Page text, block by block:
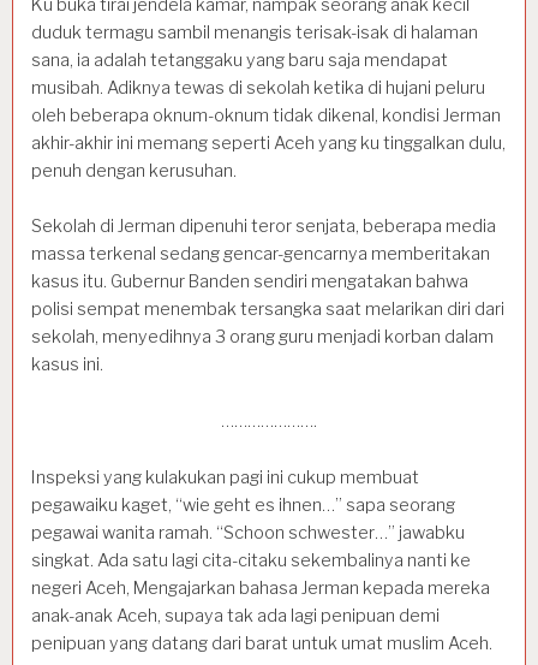
duduk termagu sambil menangis terisak-isak di halaman
sana, ia adalah tetanggaku yang baru saja mendapat
musibah. Adiknya tewas di sekolah ketika di hujani peluru
oleh beberapa oknum-oknum tidak dikenal, kondisi Jerman
akhir-akhir ini memang seperti Aceh yang ku tinggalkan dulu,
penuh dengan kerusuhan.
Sekolah di Jerman dipenuhi teror senjata, beberapa media
massa terkenal sedang gencar-gencarnya memberitakan
kasus itu. Gubernur Banden sendiri mengatakan bahwa
polisi sempat menembak tersangka saat melarikan diri dari
sekolah, menyedihnya 3 orang guru menjadi korban dalam
kasus ini.
………………….
Inspeksi yang kulakukan pagi ini cukup membuat
pegawaiku kaget, “wie geht es ihnen…” sapa seorang
pegawai wanita ramah. “Schoon schwester…” jawabku
singkat. Ada satu lagi cita-citaku sekembalinya nanti ke
negeri Aceh, Mengajarkan bahasa Jerman kepada mereka
anak-anak Aceh, supaya tak ada lagi penipuan demi
penipuan yang datang dari barat untuk umat muslim Aceh.